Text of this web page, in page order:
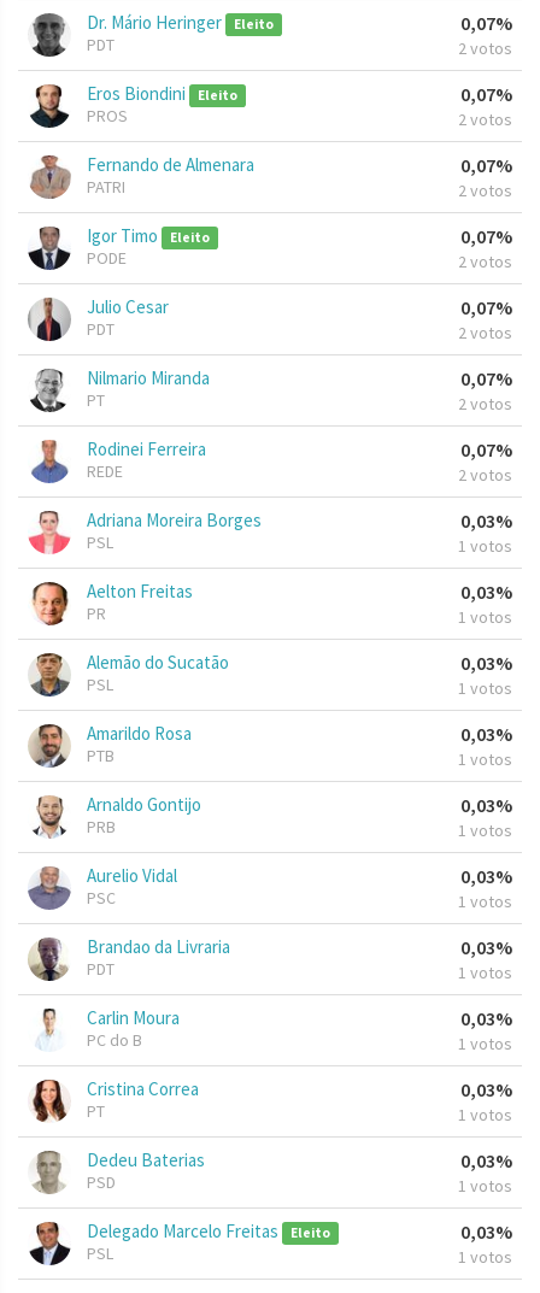
Dr. Mário Heringer Eleito
PDT
0,07%
2 votos
Eros Biondini Eleito
PROS
0,07%
2 votos
Fernando de Almenara
PATRI
0,07%
2 votos
Igor Timo Eleito
PODE
0,07%
2 votos
Julio Cesar
PDT
0,07%
2 votos
Nilmario Miranda
PT
0,07%
2 votos
Rodinei Ferreira
REDE
0,07%
2 votos
Adriana Moreira Borges
PSL
0,03%
1 votos
Aelton Freitas
PR
0,03%
1 votos
Alemão do Sucatão
PSL
0,03%
1 votos
Amarildo Rosa
PTB
0,03%
1 votos
Arnaldo Gontijo
PRB
0,03%
1 votos
Aurelio Vidal
PSC
0,03%
1 votos
Brandao da Livraria
PDT
0,03%
1 votos
Carlin Moura
PC do B
0,03%
1 votos
Cristina Correa
PT
0,03%
1 votos
Dedeu Baterias
PSD
0,03%
1 votos
Delegado Marcelo Freitas Eleito
PSL
0,03%
1 votos